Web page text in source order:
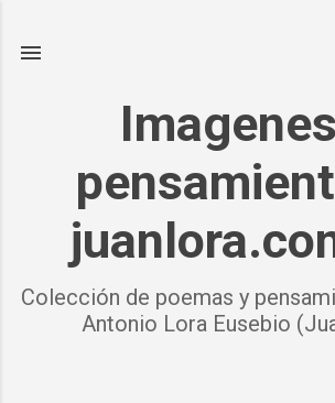
Colección de poemas y
Antonio Lora Eusebio